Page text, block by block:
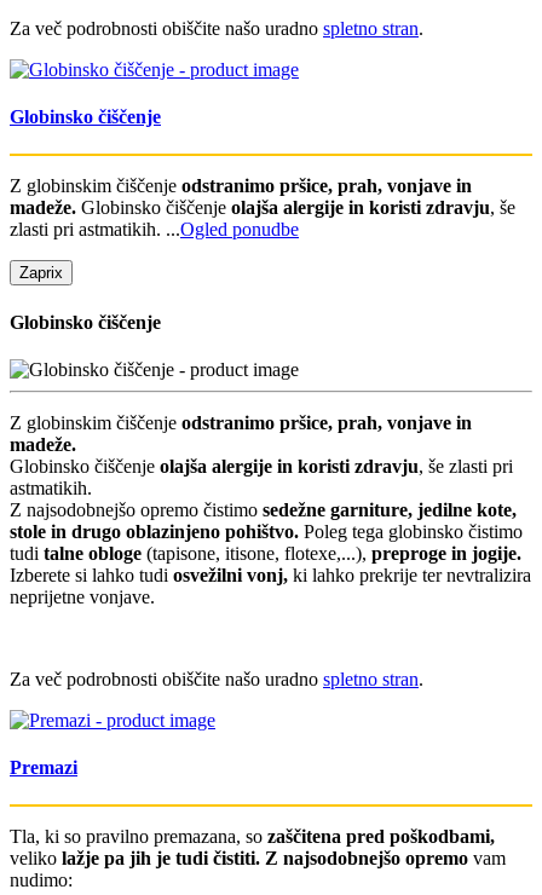
Za več podrobnosti obiščite našo uradno spletno stran.
Globinsko čiščenje
Z globinskim čiščenje odstranimo pršice, prah, vonjave in
madeže. Globinsko čiščenje olajša alergije in koristi zdravju, še
zlasti pri astmatikih. ...Ogled ponudbe
Zaprix
Globinsko čiščenje
Z globinskim čiščenje odstranimo pršice, prah, vonjave in
madeže.
Globinsko čiščenje olajša alergije in koristi zdravju, še zlasti pri
astmatikih.
Z najsodobnejšo opremo čistimo sedežne garniture, jedilne kote,
stole in drugo oblazinjeno pohištvo. Poleg tega globinsko čistimo
tudi talne obloge (tapisone, itisone, flotexe,...), preproge in jogije.
Izberete si lahko tudi osvežilni vonj, ki lahko prekrije ter nevtralizira
neprijetne vonjave.
Za več podrobnosti obiščite našo uradno spletno stran.
Premazi
Tla, ki so pravilno premazana, so zaščitena pred poškodbami,
veliko lažje pa jih je tudi čistiti. Z najsodobnejšo opremo vam
nudimo: